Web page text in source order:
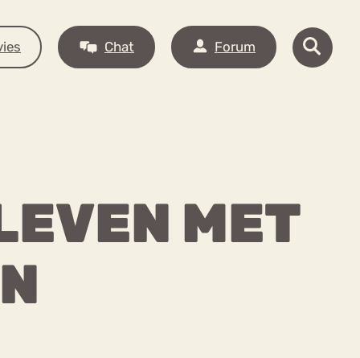
Chat Forum
MET